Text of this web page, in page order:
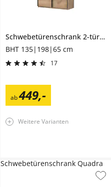
Schwebetürenschrank 2-türig
BHT 135|198|65 cm
17
ab449,-
Weitere Varianten
Schwebetürenschrank Quadra